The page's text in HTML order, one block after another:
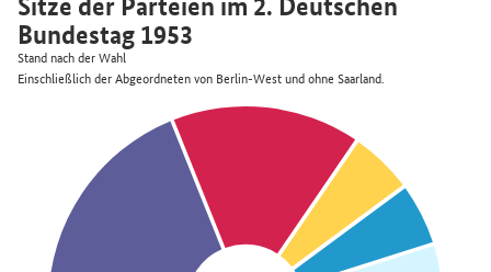
Sitze der Parteien im 2. Deutschen
Bundestag 1953
Stand nach der Wahl
Einschließlich der Abgeordneten von Berlin-West und ohne Saarland.